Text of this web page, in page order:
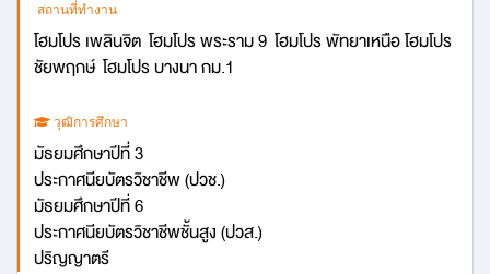
สถานที่ทำงาน
โฮมโปร เพลินจิต โฮมโปร พระราม 9 โฮมโปร พัทยาเหนือ โฮมโปร
ชัยพฤกษ์ โฮมโปร บางนา กม.1
วุฒิการศึกษา
มัธยมศึกษาปีที่ 3
ประกาศนียบัตรวิชาชีพ (ปวช.)
มัธยมศึกษาปีที่ 6
ประกาศนียบัตรวิชาชีพชั้นสูง (ปวส.)
ปริญญาตรี